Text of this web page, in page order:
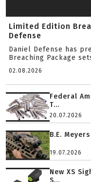
Limited Edition
Defense
Daniel Defense has
Breaching Package
02.08.2026
Federal
T...
20.07.2026
B.E.
19.07.2026
New XS
S...